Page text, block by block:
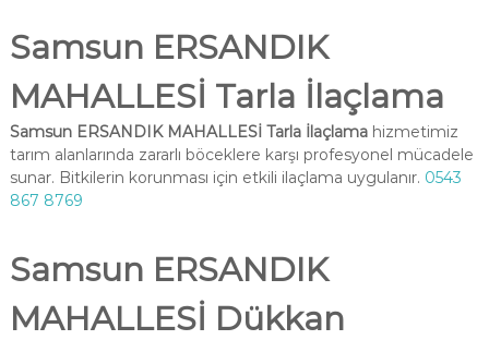
Samsun ERSANDIK
MAHALLESİ Tarla İlaçlama
Samsun ERSANDIK MAHALLESİ Tarla İlaçlamahizmetimiz
tarım alanlarında zararlı böceklere karşı profesyonel mücadele
sunar. Bitkilerin korunması için etkili ilaçlama uygulanır. 0543
867 8769
Samsun ERSANDIK
MAHALLESİ Dükkan